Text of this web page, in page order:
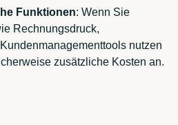
Funktionen: Wenn Sie
Rechnungsdruck,
nutzen
zusätzliche Kosten an.